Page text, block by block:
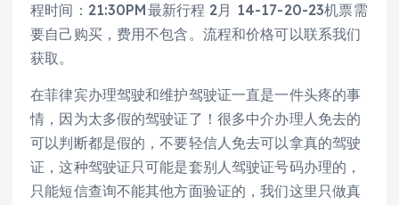
程时间：21:30PM最新行程 2月 14-17-20-23机票需
要自己购买，费用不包含。流程和价格可以联系我们
获取。
在菲律宾办理驾驶和维护驾驶证一直是一件头疼的事
情，因为太多假的驾驶证了！很多中介办理人免去的
可以判断都是假的，不要轻信人免去可以拿真的驾驶
证，这种驾驶证只可能是套别人驾驶证号码办理的，
只能短信查询不能其他方面验证的，我们这里只做真